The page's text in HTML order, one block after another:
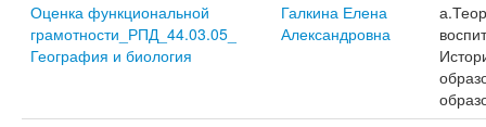
Оценка функциональной
грамотности_РПД_44.03.05_
География и биология
Галкина Елена
Александровна